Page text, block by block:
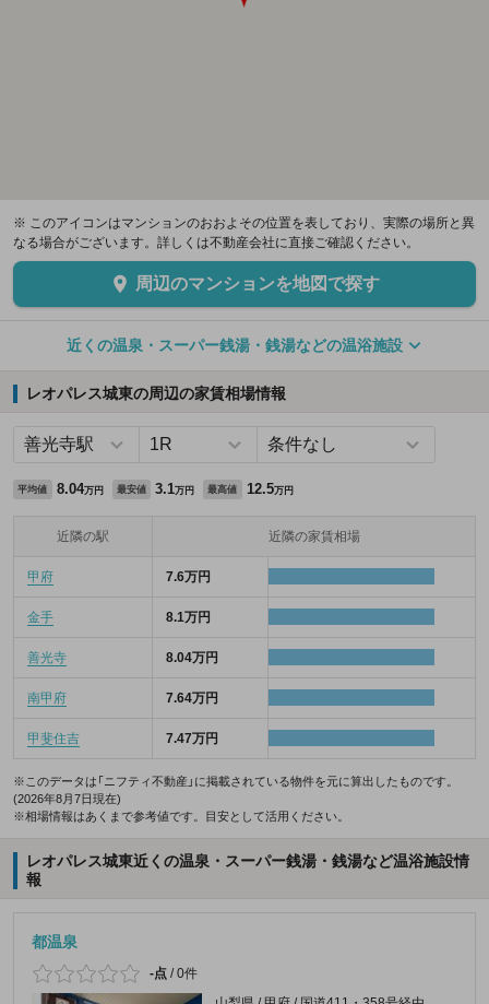
※ このアイコンはマンションのおおよその位置を表しており、実際の場所と異
なる場合がございます。詳しくは不動産会社に直接ご確認ください。
周辺のマンションを地図で探す
近くの温泉・スーパー銭湯・銭湯などの温浴施設
レオパレス城東の周辺の家賃相場情報
平均値 8.04万円 最安値 3.1万円 最高値 12.5万円
近隣の駅 近隣の家賃相場
甲府 7.6万円
金手 8.1万円
善光寺 8.04万円
南甲府 7.64万円
甲斐住吉 7.47万円
※このデータは「ニフティ不動産」に掲載されている物件を元に算出したものです。
(2026年8月7日現在)
※相場情報はあくまで参考値です。目安として活用ください。
レオパレス城東近くの温泉・スーパー銭湯・銭湯など温浴施設情
報
都温泉
-点 /0件